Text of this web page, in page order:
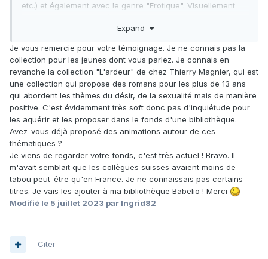
etc.) et également avec le genre "Erotique". Visuellement
livre. Nos romans sont classés par auteur, mais cette
en question.
Notre catalogue en ligne permet aussi de rechercher par
genre, vous pouvez voir ici notre collection avec le genre
"Erotique":
https://opac.bibliobus.ch/NetBiblio/search/shortview?
searchType=Extended&Filter.Predefined=Seulement+doc+p
hysique&Filter.UserDefined4Code=EROT
Nous trouvons ce système pratique car les lecteurs peuvent
choisir "sans demander", ce qui est apprécié surtout pour
le genre Erotique ;-)... Et bien sûr ces documents sont en
prêt réservé aux adultes.
Quant au choix, nous avons plutôt des titres récents, genre
50 Nuances, After etc., mais très peu de "classiques". Il y a
littérature. Cela dit nous constatons que depuis 1-2 ans les
Expand
Je vous remercie pour votre témoignage. Je ne connais pas la
collection pour les jeunes dont vous parlez. Je connais en
revanche la collection "L'ardeur" de chez Thierry Magnier, qui est
une collection qui propose des romans pour les plus de 13 ans
qui abordent les thèmes du désir, de la sexualité mais de manière
positive. C'est évidemment très soft donc pas d'inquiétude pour
les aquérir et les proposer dans le fonds d'une bibliothèque.
Avez-vous déjà proposé des animations autour de ces
thématiques ?
Je viens de regarder votre fonds, c'est très actuel ! Bravo. Il
m'avait semblait que les collègues suisses avaient moins de
tabou peut-être qu'en France. Je ne connaissais pas certains
titres. Je vais les ajouter à ma bibliothèque Babelio ! Merci
Modifié le 5 juillet 2023 par Ingrid82
Citer